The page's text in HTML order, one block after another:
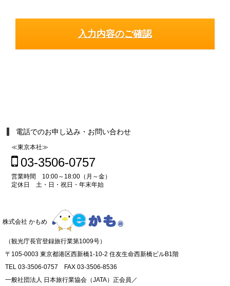
電話でのお申し込み・お問い合わせ
≪東京本社≫
03-3506-0757
営業時間 10:00～18:00（月～金）
定休日 土・日・祝日・年末年始
株式会社 かもめ
（観光庁長官登録旅行業第1009号）
〒105-0003 東京都港区西新橋1-10-2 住友生命西新橋ビルB1階
TEL 03-3506-0757 FAX 03-3506-8536
一般社団法人 日本旅行業協会（JATA）正会員／